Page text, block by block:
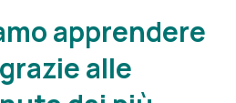
apprendere
alle